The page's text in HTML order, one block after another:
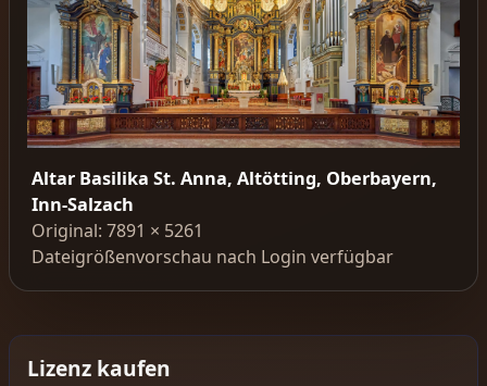
Altar Basilika St. Anna, Altötting, Oberbayern,
Inn-Salzach
Original: 7891 × 5261
Dateigrößenvorschau nach Login verfügbar
Lizenz kaufen